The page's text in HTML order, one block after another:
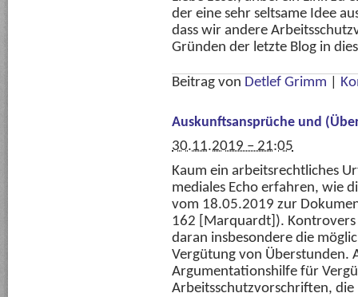
der eine sehr seltsame Idee
dass wir andere
Gründen der letzte Blog in
Beitrag von Detlef Grimm
Auskunftsansprüche und
30.11.2019 – 21:05
Kaum ein arbeitsrechtliches
mediales Echo erfahren, wie
vom 18.05.2019 zur
162 [Marquardt]).
daran insbesondere die
Vergütung von Überstunden.
Argumentationshilfe für
Arbeitsschutzvorschriften,